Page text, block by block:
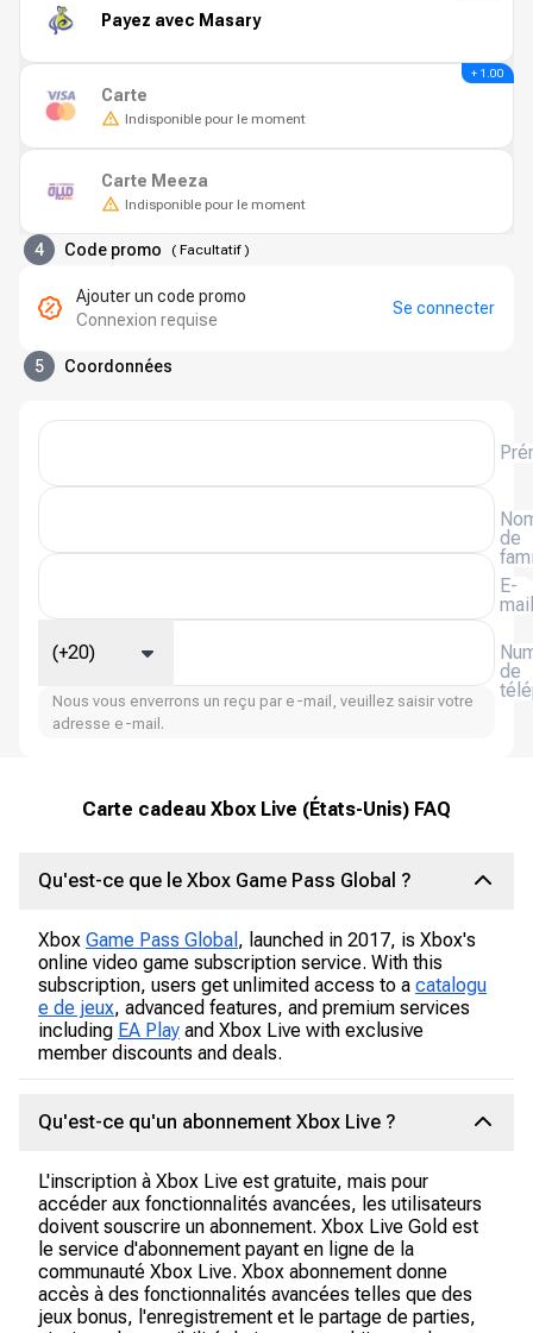
Payez avec Masary
Carte
Indisponible pour le moment
+ 1.00
Carte Meeza
Indisponible pour le moment
4 Code promo ( Facultatif)
Ajouter un code promo
Connexion requise
Se connecter
5 Coordonnées
de
E-
mail
de
(+20)
Nous vous enverrons un reçu par e-mail, veuillez saisir votre
adresse e-mail.
Carte cadeau Xbox Live (États-Unis) FAQ
Qu'est-ce que le Xbox Game Pass Global ?
Xbox Game Pass Global , launched in 2017, is Xbox's
online video game subscription service. With this
subscription, users get unlimited access to a catalogu
e de jeux, advanced features, and premium services
including EA Play and Xbox Live with exclusive
member discounts and deals.
Qu'est-ce qu'un abonnement Xbox Live ?
L'inscription à Xbox Live est gratuite, mais pour
accéder aux fonctionnalités avancées, les utilisateurs
doivent souscrire un abonnement. Xbox Live Gold est
le service d'abonnement payant en ligne de la
communauté Xbox Live. Xbox abonnement donne
accès à des fonctionnalités avancées telles que des
jeux bonus, l'enregistrement et le partage de parties,